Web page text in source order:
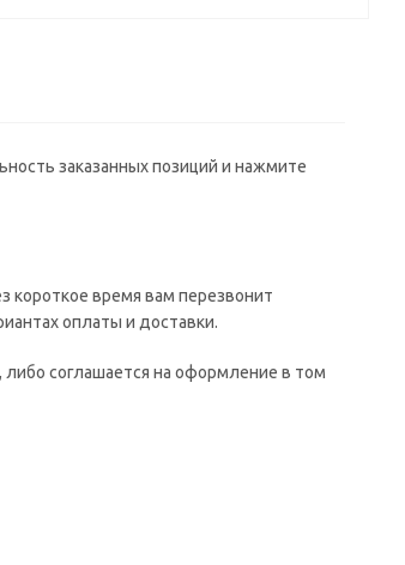
заказанных позиций и нажмите
короткое время вам перезвонит
оплаты и доставки.
соглашается на оформление в том